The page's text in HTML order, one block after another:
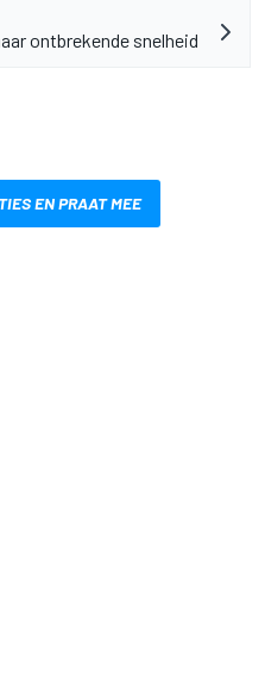
ontbrekende snelheid
EN PRAAT MEE